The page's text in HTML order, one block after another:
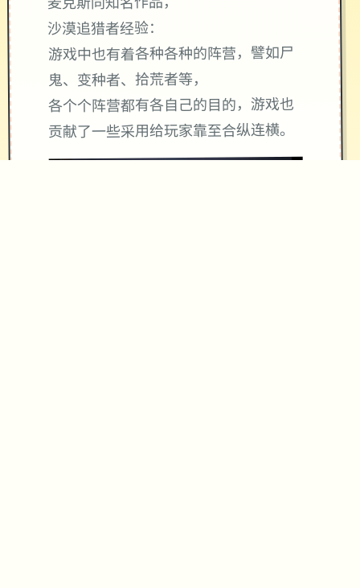
沙漠追猎者经验：
游戏中也有着各种各种的阵营，譬如尸
鬼、变种者、拾荒者等，
各个个阵营都有各自己的目的，游戏也
贡献了一些采用给玩家靠至合纵连横。